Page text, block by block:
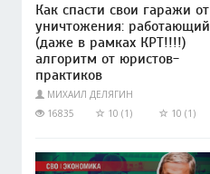
Как спасти свои гаражи от
уничтожения: работающий
(даже в рамках КРТ!!!!)
алгоритм от юристов-
практиков
МИХАИЛ ДЕЛЯГИН
16835
10 (1) 10 (1)